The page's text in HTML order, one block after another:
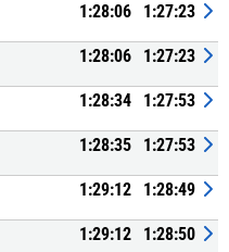
1:28:06 1:27:23
1:28:06 1:27:23
1:28:34 1:27:53
1:28:35 1:27:53
1:29:12 1:28:49
1:29:12 1:28:50